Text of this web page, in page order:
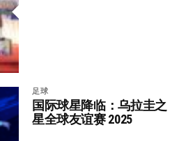
足球
国际球星降临：乌拉圭之
星全球友谊赛 2025